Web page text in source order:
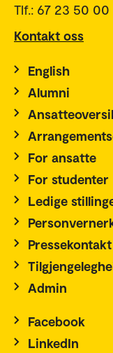
Tlf.: 67 23 50 00
Kontakt oss
English
Alumni
For ansatte
For studenter
Ledige
Pressekontakt
Admin
Facebook
LinkedIn